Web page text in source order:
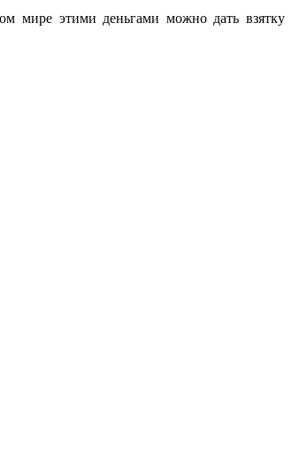
мире этими деньгами можно дать взятку